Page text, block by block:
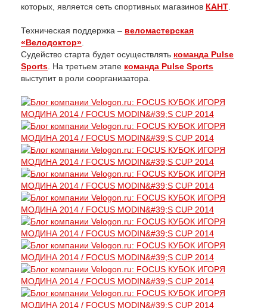
которых, является сеть спортивных магазинов КАНТ
Техническая поддержка – веломастерская
«Велодоктор»
Судейство старта будет осуществлять команда Pulse
Sports . На третьем этапе команда Pulse Sports
выступит в роли соорганизатора.